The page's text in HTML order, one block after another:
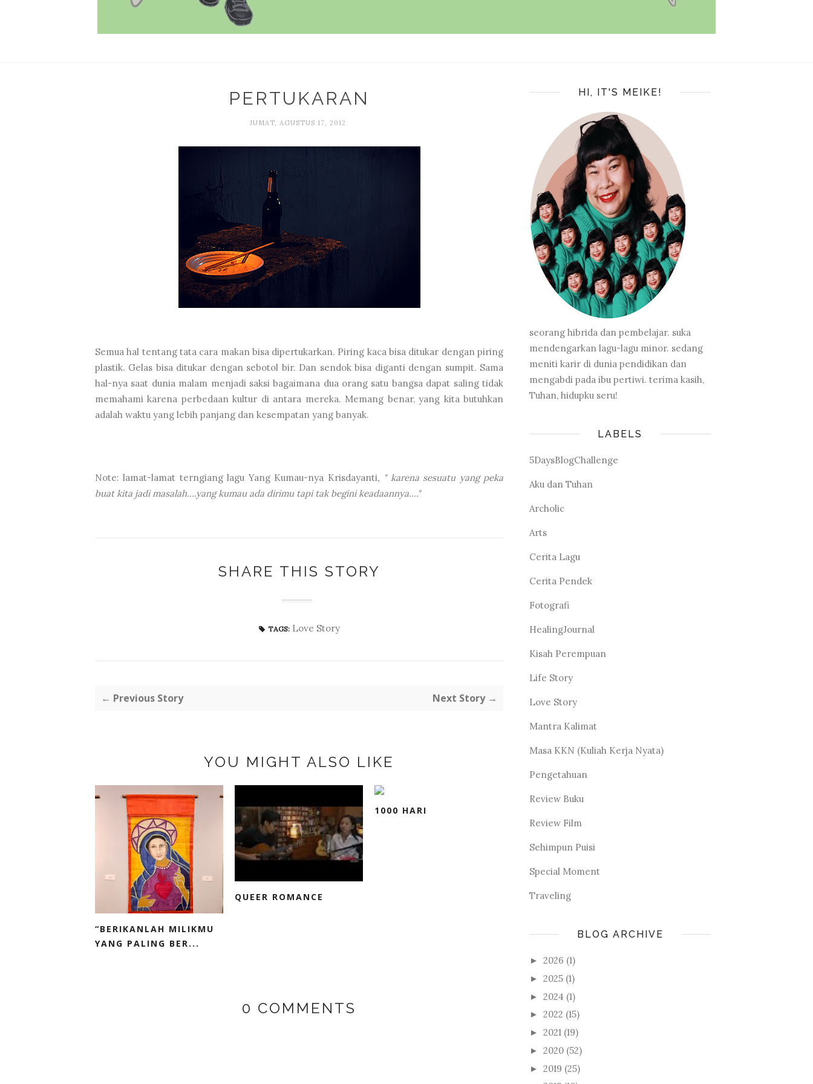
PERTUKARAN
JUMAT, AGUSTUS 17, 2012
Semua hal tentang tata cara makan bisa dipertukarkan. Piring kaca bisa ditukar dengan piring
plastik. Gelas bisa ditukar dengan sebotol bir. Dan sendok bisa diganti dengan sumpit. Sama
hal-nya saat dunia malam menjadi saksi bagaimana dua orang satu bangsa dapat saling tidak
memahami karena perbedaan kultur di antara mereka. Memang benar, yang kita butuhkan
adalah waktu yang lebih panjang dan kesempatan yang banyak.
Note: lamat-lamat terngiang lagu Yang Kumau-nya Krisdayanti, " karena sesuatu yang peka
buat kita jadi masalah....yang kumau ada dirimu tapi tak begini keadaannya...."
SHARE THIS STORY
TAGS: Love Story
← Previous Story Next Story →
YOU MIGHT ALSO LIKE
“BERIKANLAH MILIKMU
YANG PALING BER...
QUEER ROMANCE
1000 HARI
0 COMMENTS
HI, IT'S MEIKE!
seorang hibrida dan pembelajar. suka
mendengarkan lagu-lagu minor. sedang
meniti karir di dunia pendidikan dan
mengabdi pada ibu pertiwi. terima kasih,
Tuhan, hidupku seru!
LABELS
5DaysBlogChallenge
Aku dan Tuhan
Archolic
Arts
Cerita Lagu
Cerita Pendek
Fotografi
HealingJournal
Kisah Perempuan
Life Story
Love Story
Mantra Kalimat
Masa KKN (Kuliah Kerja Nyata)
Pengetahuan
Review Buku
Review Film
Sehimpun Puisi
Special Moment
Traveling
BLOG ARCHIVE
► 2026 (1)
► 2025 (1)
► 2024 (1)
► 2022 (15)
► 2021 (19)
► 2020 (52)
► 2019 (25)